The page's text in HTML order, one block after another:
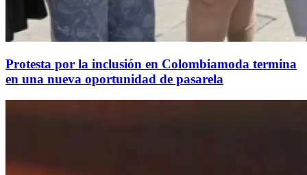
Protesta por la inclusión en Colombiamoda termina
en una nueva oportunidad de pasarela